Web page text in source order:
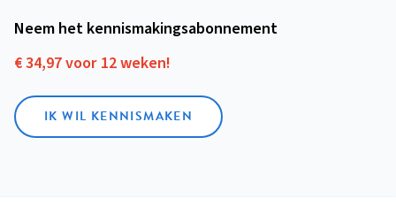
Neem het kennismakings­abonnement
€ 34,97 voor 12 weken!
IK WIL KENNISMAKEN